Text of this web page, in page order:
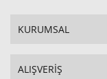
KURUMSAL
ALIŞVERİŞ